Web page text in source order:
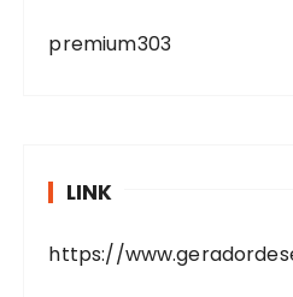
premium303
LINK
https://